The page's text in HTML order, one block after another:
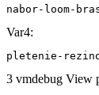
nabor-loom-
Var4:
pletenie-
3 vmdebug View